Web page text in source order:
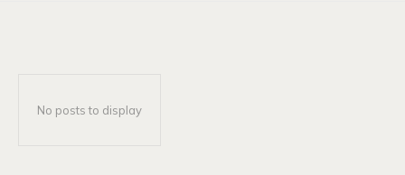
No posts to display